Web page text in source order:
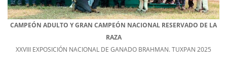
CAMPEÓN ADULTO Y GRAN CAMPEÓN NACIONAL RESERVADO DE LA
RAZA
XXVIII EXPOSICIÓN NACIONAL DE GANADO BRAHMAN. TUXPAN 2025